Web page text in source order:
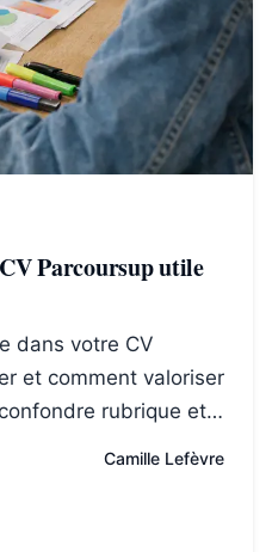
Parcoursup utile
dans votre CV
et comment valoriser
rubrique et
Camille Lefèvre